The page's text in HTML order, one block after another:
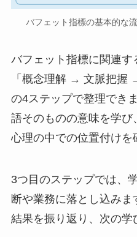
バフェット指標の基本的な
バフェット指標に関連す
「概念理解 → 文脈把握
の4ステップで整理でき
語そのものの意味を学
心理の中での位置付けを
3つ目のステップでは、
断や業務に落とし込み
結果を振り返り、次の学